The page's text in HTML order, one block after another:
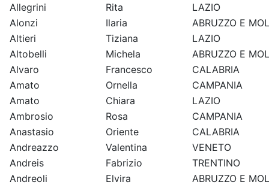
Allegrini
Rita
LAZIO
Alonzi
Ilaria
ABRUZZO E
Altieri
Tiziana
LAZIO
Altobelli
Michela
ABRUZZO E
Alvaro
Francesco
CALABRIA
Amato
Ornella
CAMPANIA
Amato
Chiara
LAZIO
Ambrosio
Rosa
CAMPANIA
Anastasio
Oriente
CALABRIA
Andreazzo
Valentina
VENETO
Andreis
Fabrizio
TRENTINO
Andreoli
Elvira
ABRUZZO E